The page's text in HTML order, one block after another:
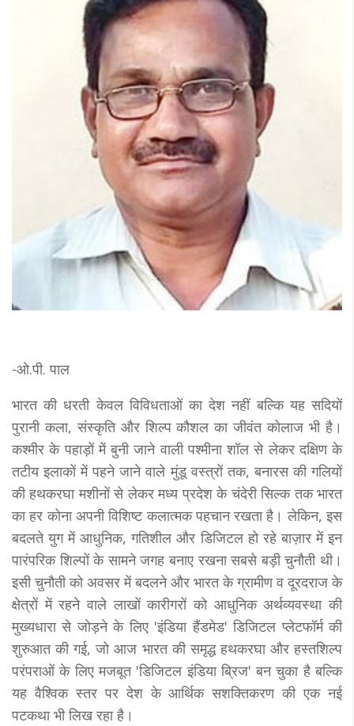
-ओ.पी. पाल
भारत की धरती केवल विविधताओं का देश नहीं बल्कि यह सदियों
पुरानी कला, संस्कृति और शिल्प कौशल का जीवंत कोलाज भी है।
कश्मीर के पहाड़ों में बुनी जाने वाली पश्मीना शॉल से लेकर दक्षिण के
तटीय इलाकों में पहने जाने वाले मुंडू वस्त्रों तक, बनारस की गलियों
की हथकरघा मशीनों से लेकर मध्य प्रदेश के चंदेरी सिल्क तक भारत
का हर कोना अपनी विशिष्ट कलात्मक पहचान रखता है। लेकिन, इस
बदलते युग में आधुनिक, गतिशील और डिजिटल हो रहे बाज़ार में इन
पारंपरिक शिल्पों के सामने जगह बनाए रखना सबसे बड़ी चुनौती थी।
इसी चुनौती को अवसर में बदलने और भारत के ग्रामीण व दूरदराज के
क्षेत्रों में रहने वाले लाखों कारीगरों को आधुनिक अर्थव्यवस्था की
मुख्यधारा से जोड़ने के लिए 'इंडिया हैंडमेड' डिजिटल प्लेटफॉर्म की
शुरुआत की गई, जो आज भारत की समृद्ध हथकरघा और हस्तशिल्प
परंपराओं के लिए मजबूत 'डिजिटल इंडिया ब्रिज' बन चुका है बल्कि
यह वैश्विक स्तर पर देश के आर्थिक सशक्तिकरण की एक नई
पटकथा भी लिख रहा है।